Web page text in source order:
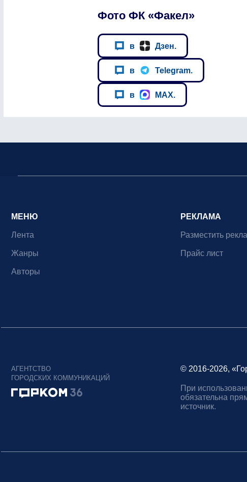
Фото ФК «Факел»
в Дзен.
в Telegram.
в MAX.
МЕНЮ
Лента
Жанры
Авторы
РЕКЛАМА
Разместить
Прайс лист
АГЕНТСТВО
ГОРОДСКИХ КОММУНИКАЦИЙ
© 2016-2026,
При
обязательна
источник.